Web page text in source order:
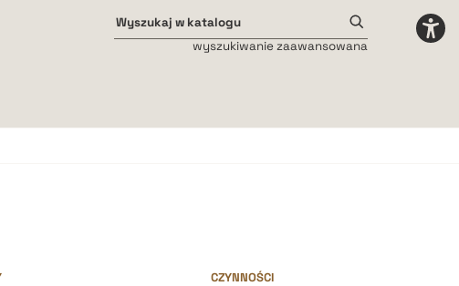
wyszukiwanie zaawansowana
CZYNNOŚCI